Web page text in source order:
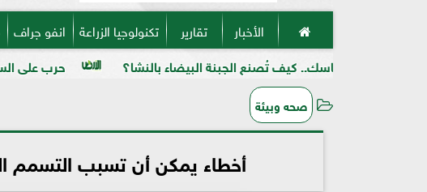
الأخبار تقارير تكنولوجيا الزراعة انفو جراف
حرب على السوق السوداء: كيف تُصنع الجبنة البيضاء بالنشا؟
صحه وبيئة
أخطاء يمكن أن تسبب التسمم